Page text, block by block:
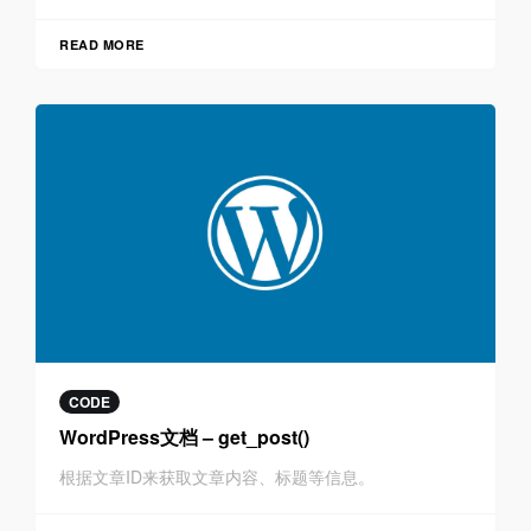
READ MORE
CODE
WordPress文档 – get_post()
根据文章ID来获取文章内容、标题等信息。